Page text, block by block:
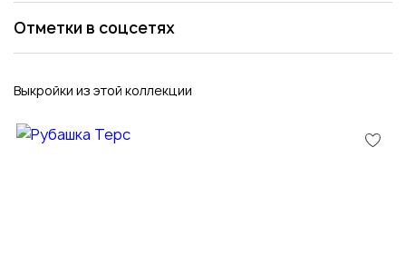
Отметки в соцсетях
Выкройки из этой коллекции